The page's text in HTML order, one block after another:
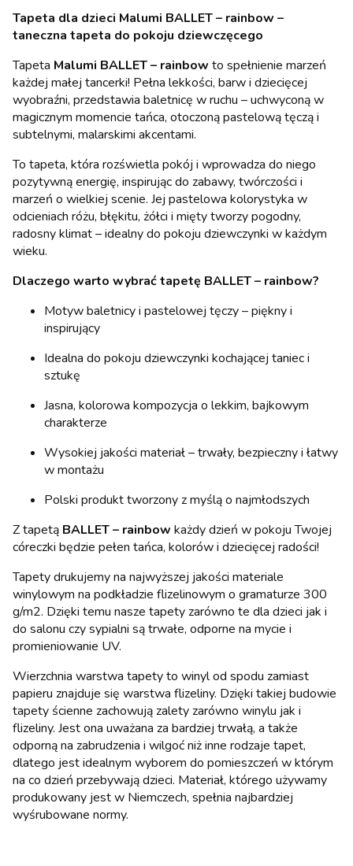
Tapeta dla dzieci Malumi BALLET – rainbow –
taneczna tapeta do pokoju dziewczęcego
Tapeta Malumi BALLET – rainbow to spełnienie marzeń
każdej małej tancerki! Pełna lekkości, barw i dziecięcej
wyobraźni, przedstawia baletnicę w ruchu – uchwyconą w
magicznym momencie tańca, otoczoną pastelową tęczą i
subtelnymi, malarskimi akcentami.
To tapeta, która rozświetla pokój i wprowadza do niego
pozytywną energię, inspirując do zabawy, twórczości i
marzeń o wielkiej scenie. Jej pastelowa kolorystyka w
odcieniach różu, błękitu, żółci i mięty tworzy pogodny,
radosny klimat – idealny do pokoju dziewczynki w każdym
wieku.
Dlaczego warto wybrać tapetę BALLET – rainbow?
Motyw baletnicy i pastelowej tęczy – piękny i
inspirujący
Idealna do pokoju dziewczynki kochającej taniec i
sztukę
Jasna, kolorowa kompozycja o lekkim, bajkowym
charakterze
Wysokiej jakości materiał – trwały, bezpieczny i łatwy
w montażu
Polski produkt tworzony z myślą o najmłodszych
Z tapetą BALLET – rainbow każdy dzień w pokoju Twojej
córeczki będzie pełen tańca, kolorów i dziecięcej radości!
Tapety drukujemy na najwyższej jakości materiale
winylowym na podkładzie flizelinowym o gramaturze 300
g/m2. Dzięki temu nasze tapety zarówno te dla dzieci jak i
do salonu czy sypialni są trwałe, odporne na mycie i
promieniowanie UV.
Wierzchnia warstwa tapety to winyl od spodu zamiast
papieru znajduje się warstwa flizeliny. Dzięki takiej budowie
tapety ścienne zachowują zalety zarówno winylu jak i
flizeliny. Jest ona uważana za bardziej trwałą, a także
odporną na zabrudzenia i wilgoć niż inne rodzaje tapet,
dlatego jest idealnym wyborem do pomieszczeń w którym
na co dzień przebywają dzieci. Materiał, którego używamy
produkowany jest w Niemczech, spełnia najbardziej
wyśrubowane normy.